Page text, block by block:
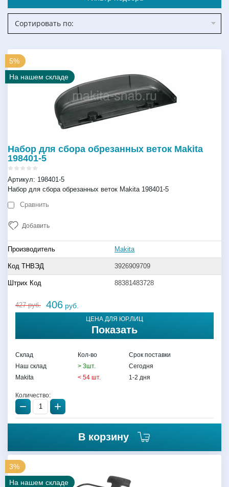
Сортировать по:
5%
На нашем складе
Набор для сбора обрезанных веток Makita
198401-5
Артикул: 198401-5
Набор для сбора обрезанных веток Makita 198401-5
Сравнить
Добавить
Производитель Makita
Код ТНВЭД 3926909709
Штрих Код 88381483728
427руб. 406 руб.
ЦЕНА ДЛЯ ЮР.ЛИЦ
Показать
Склад Кол-во
Срок поставки
Наш склад
> 3шт.
Сегодня
Makita
< 54 шт. 1-2 дня
Количество:
− +
В корзину
3%
На нашем складе